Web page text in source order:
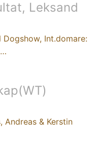
Leksand
Int.domare:
Andreas & Kerstin